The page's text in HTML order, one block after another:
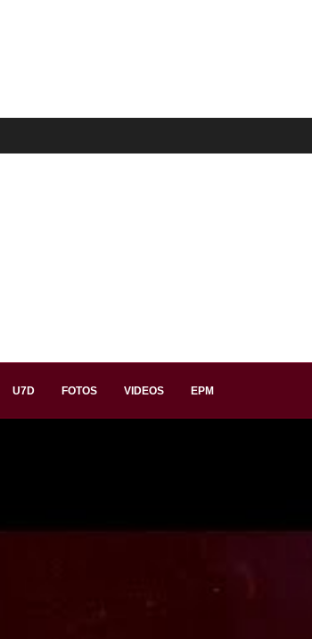
U7D FOTOS VIDEOS EPM